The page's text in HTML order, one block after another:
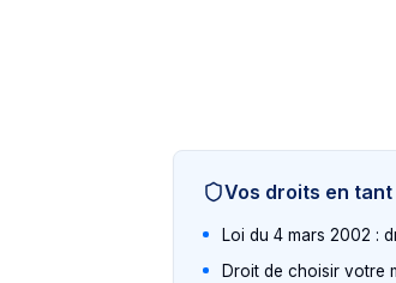
Vos droits en
Loi du 4 mars 2002 :
Droit de choisir votre